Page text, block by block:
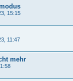
15:15
11:47
mehr